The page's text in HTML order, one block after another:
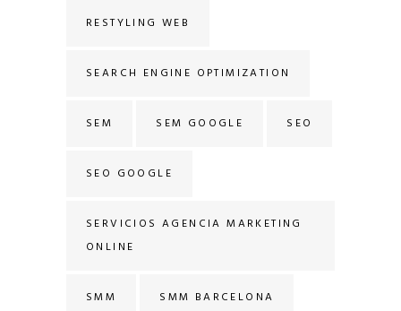
RESTYLING WEB
SEARCH ENGINE OPTIMIZATION
SEM SEM GOOGLE SEO
SEO GOOGLE
SERVICIOS AGENCIA MARKETING
ONLINE
SMM SMM BARCELONA